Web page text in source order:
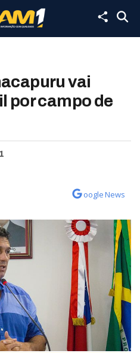
vai
por campo de
oogle News